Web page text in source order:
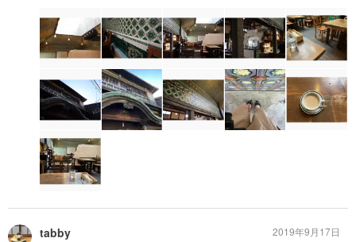
tabby
2019年9月17日